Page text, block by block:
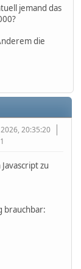
jemand das
die
20:35:20
zu
brauchbar: